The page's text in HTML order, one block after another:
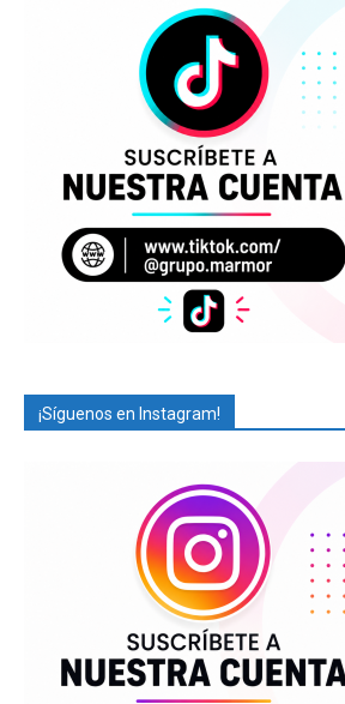
¡Síguenos en Instagram!